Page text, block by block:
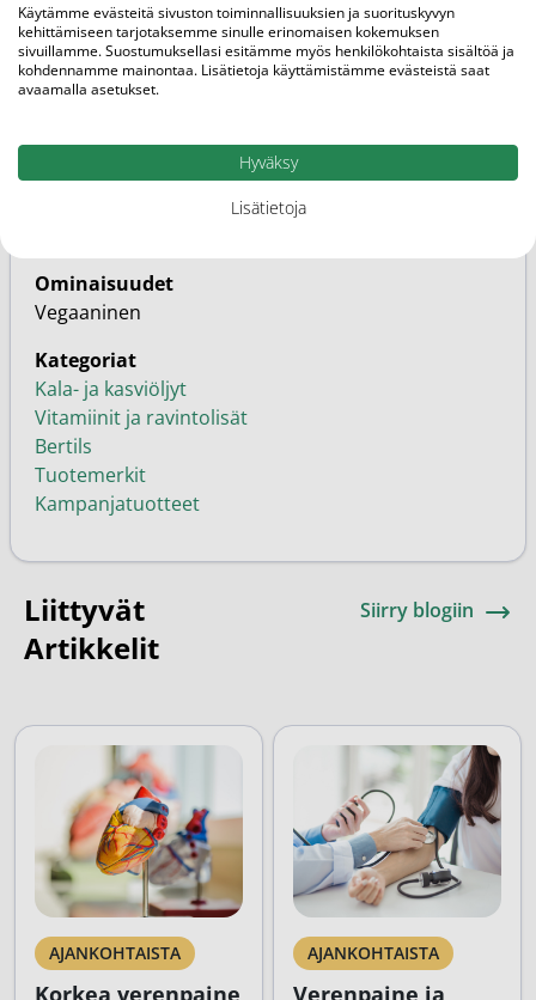
Midsona Finland
SKU
9256739
Ominaisuudet
Vegaaninen
Kategoriat
Kala- ja kasviöljyt
Vitamiinit ja ravintolisät
Bertils
Tuotemerkit
Kampanjatuotteet
Liittyvät
Artikkelit
Siirry blogiin
AJANKOHTAISTA
Korkea verenpaine
AJANKOHTAISTA
Verenpaine ja
Käytämme evästeitä sivuston toiminnallisuuksien ja suorituskyvyn
kehittämiseen tarjotaksemme sinulle erinomaisen kokemuksen
sivuillamme. Suostumuksellasi esitämme myös henkilökohtaista sisältöä ja
kohdennamme mainontaa. Lisätietoja käyttämistämme evästeistä saat
avaamalla asetukset.
Hyväksy
Lisätietoja